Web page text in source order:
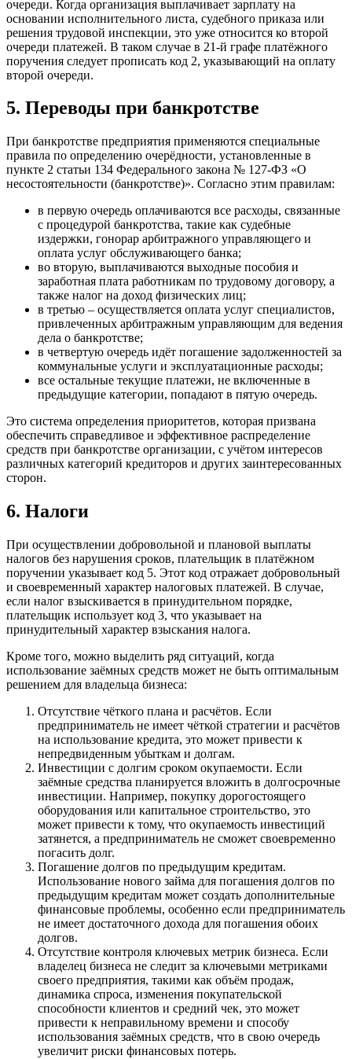
очереди. Когда организация выплачивает зарплату на
основании исполнительного листа, судебного приказа или
решения трудовой инспекции, это уже относится ко второй
очереди платежей. В таком случае в 21-й графе платёжного
поручения следует прописать код 2, указывающий на оплату
второй очереди.
5. Переводы при банкротстве
При банкротстве предприятия применяются специальные
правила по определению очерёдности, установленные в
пункте 2 статьи 134 Федерального закона № 127-ФЗ «О
несостоятельности (банкротстве)». Согласно этим правилам:
в первую очередь оплачиваются все расходы, связанные
с процедурой банкротства, такие как судебные
издержки, гонорар арбитражного управляющего и
оплата услуг обслуживающего банка;
во вторую, выплачиваются выходные пособия и
заработная плата работникам по трудовому договору, а
также налог на доход физических лиц;
в третью – осуществляется оплата услуг специалистов,
привлеченных арбитражным управляющим для ведения
дела о банкротстве;
в четвертую очередь идёт погашение задолженностей за
коммунальные услуги и эксплуатационные расходы;
все остальные текущие платежи, не включенные в
предыдущие категории, попадают в пятую очередь.
Это система определения приоритетов, которая призвана
обеспечить справедливое и эффективное распределение
средств при банкротстве организации, с учётом интересов
различных категорий кредиторов и других заинтересованных
сторон.
6. Налоги
При осуществлении добровольной и плановой выплаты
налогов без нарушения сроков, плательщик в платёжном
поручении указывает код 5. Этот код отражает добровольный
и своевременный характер налоговых платежей. В случае,
если налог взыскивается в принудительном порядке,
плательщик использует код 3, что указывает на
принудительный характер взыскания налога.
Кроме того, можно выделить ряд ситуаций, когда
использование заёмных средств может не быть оптимальным
решением для владельца бизнеса:
Отсутствие чёткого плана и расчётов. Если
предприниматель не имеет чёткой стратегии и расчётов
на использование кредита, это может привести к
непредвиденным убыткам и долгам.
Инвестиции с долгим сроком окупаемости. Если
заёмные средства планируется вложить в долгосрочные
инвестиции. Например, покупку дорогостоящего
оборудования или капитальное строительство, это
может привести к тому, что окупаемость инвестиций
затянется, а предприниматель не сможет своевременно
погасить долг.
Погашение долгов по предыдущим кредитам.
Использование нового займа для погашения долгов по
предыдущим кредитам может создать дополнительные
финансовые проблемы, особенно если предприниматель
не имеет достаточного дохода для погашения обоих
долгов.
Отсутствие контроля ключевых метрик бизнеса. Если
владелец бизнеса не следит за ключевыми метриками
своего предприятия, такими как объём продаж,
динамика спроса, изменения покупательской
способности клиентов и средний чек, это может
привести к неправильному времени и способу
использования заёмных средств, что в свою очередь
увеличит риски финансовых потерь.